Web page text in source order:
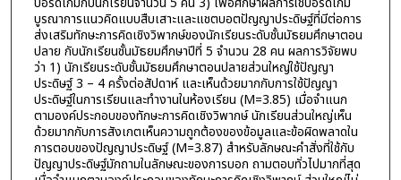
บูรณาการแนวคิดแบบสืบเสาะและแชตบอตปัญญาประดิษฐ์ที่มีต่อการ
ส่งเสริมทักษะการคิดเชิงวิพากษ์ของนักเรียนระดับชั้นมัธยมศึกษาตอน
ปลาย กับนักเรียนชั้นมัธยมศึกษาปีที่ 5 จำนวน 28 คน ผลการวิจัยพบ
ว่า 1) นักเรียนระดับชั้นมัธยมศึกษาตอนปลายส่วนใหญ่ใช้ปัญญา
ประดิษฐ์ 3 – 4 ครั้งต่อสัปดาห์ และเห็นด้วยมากกับการใช้ปัญญา
ประดิษฐ์ในการเรียนและทำงานในห้องเรียน (M=3.85) เมื่อจำแนก
ตามองค์ประกอบของทักษะการคิดเชิงวิพากษ์ นักเรียนส่วนใหญ่เห็น
ด้วยมากกับการสังเกตเห็นความถูกต้องของข้อมูลและข้อผิดพลาดใน
การตอบของปัญญาประดิษฐ์ (M=3.87) สำหรับลักษณะคำสั่งที่ใช้กับ
ปัญญาประดิษฐ์มักถามในลักษณะของการบอก ถามตอบทั่วไปมากที่สุด